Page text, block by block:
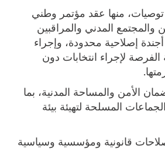
منها عقد مؤتمر وطني
والمجتمع المدني والمراقبين
أجندة إصلاحية محدودة، وإجراء
الفرصة لإجراء انتخابات دون
الأمن والمساحة المدنية، بما
المسلحة لتهيئة بيئة
قانونية ومؤسسية وسياسية